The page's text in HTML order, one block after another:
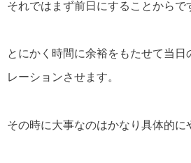
それではまず前日にすることからで
とにかく時間に余裕をもたせて当日
レーションさせます。
その時に大事なのはかなり具体的に